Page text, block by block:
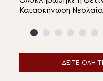
Κατασκήνωση
Μητρόπολης Άκκρας :
Γάμος ως Ορθόδοξο
ΔΕΙΤΕ ΟΛΗ